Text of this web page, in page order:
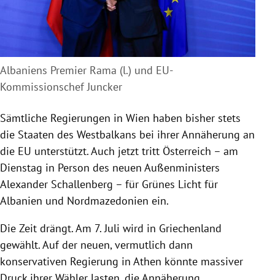
Albaniens Premier Rama (l.) und EU-
Kommissionschef Juncker
Sämtliche Regierungen in Wien haben bisher stets
die Staaten des Westbalkans bei ihrer Annäherung an
die EU unterstützt. Auch jetzt tritt Österreich – am
Dienstag in Person des neuen Außenministers
Alexander Schallenberg – für Grünes Licht für
Albanien und Nordmazedonien ein.
Die Zeit drängt. Am 7. Juli wird in Griechenland
gewählt. Auf der neuen, vermutlich dann
konservativen Regierung in Athen könnte massiver